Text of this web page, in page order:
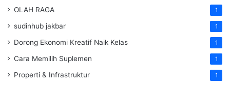
OLAH RAGA 1
sudinhub jakbar 1
Dorong Ekonomi Kreatif Naik Kelas 1
Cara Memilih Suplemen 1
Properti & Infrastruktur 1